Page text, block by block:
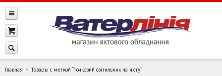
Главная Товары с меткой “точковий світильник на яхту”